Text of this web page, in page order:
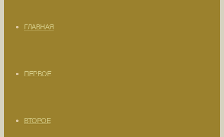
ГЛАВНАЯ
ПЕРВОЕ
ВТОРОЕ